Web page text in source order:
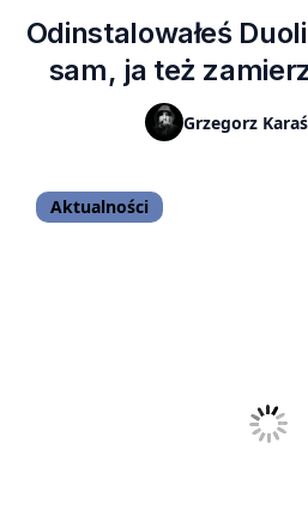
Odinstalowałeś
sam, ja też
GigantyczneGrzegorz Karaś
Aktualności